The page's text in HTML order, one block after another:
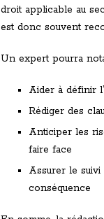
droit applicable au
est donc souvent
Un expert pourra
Aider à définir
Rédiger des
Anticiper les
faire face
Assurer le suivi
conséquence